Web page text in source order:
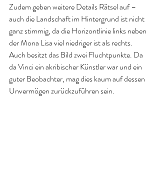
Zudem geben weitere Details Rätsel auf –
auch die Landschaft im Hintergrund ist nicht
ganz stimmig, da die Horizontlinie links neben
der Mona Lisa viel niedriger ist als rechts.
Auch besitzt das Bild zwei Fluchtpunkte. Da
da Vinci ein akribischer Künstler war und ein
guter Beobachter, mag dies kaum auf dessen
Unvermögen zurückzuführen sein.​